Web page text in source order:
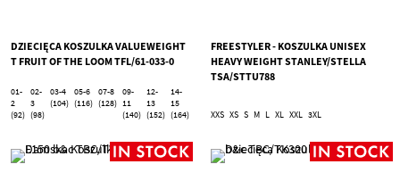
DZIECIĘCA KOSZULKA VALUEWEIGHT
T FRUIT OF THE LOOM TFL/61-033-0
01-
2
(92)
02-
3
(98)
03-4
(104)
05-6
(116)
07-8
(128)
09-
11
(140)
12-
13
(152)
14-
15
(164)
FREESTYLER - KOSZULKA UNISEX
HEAVY WEIGHT STANLEY/STELLA
TSA/STTU788
XXS XS S M L XL XXL 3XL